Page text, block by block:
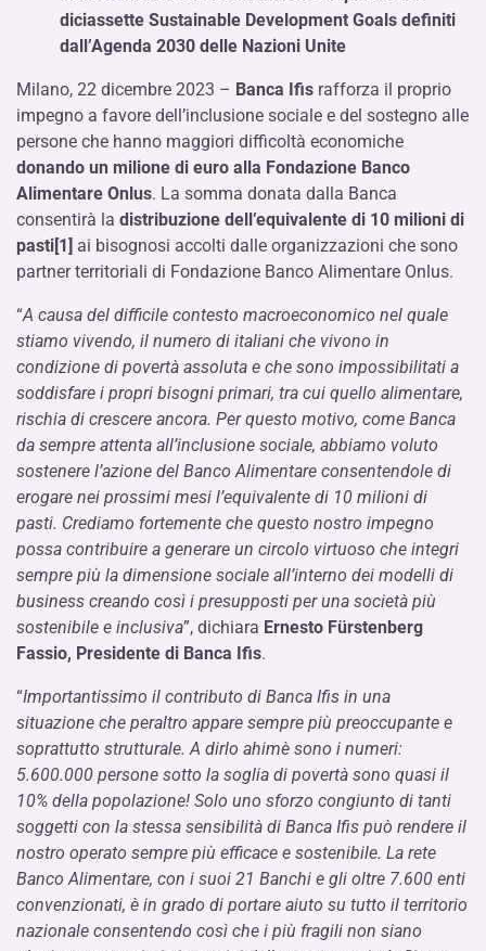
diciassette Sustainable Development Goals definiti
dall’Agenda 2030 delle Nazioni Unite
Milano, 22 dicembre 2023 – Banca Ifis rafforza il proprio
impegno a favore dell’inclusione sociale e del sostegno alle
persone che hanno maggiori difficoltà economiche
donando un milione di euro alla Fondazione Banco
Alimentare Onlus. La somma donata dalla Banca
consentirà la distribuzione dell’equivalente di 10 milioni di
pasti[1] ai bisognosi accolti dalle organizzazioni che sono
partner territoriali di Fondazione Banco Alimentare Onlus.
“A causa del difficile contesto macroeconomico nel quale
stiamo vivendo, il numero di italiani che vivono in
condizione di povertà assoluta e che sono impossibilitati a
soddisfare i propri bisogni primari, tra cui quello alimentare,
rischia di crescere ancora. Per questo motivo, come Banca
da sempre attenta all’inclusione sociale, abbiamo voluto
sostenere l’azione del Banco Alimentare consentendole di
erogare nei prossimi mesi l’equivalente di 10 milioni di
pasti. Crediamo fortemente che questo nostro impegno
possa contribuire a generare un circolo virtuoso che integri
sempre più la dimensione sociale all’interno dei modelli di
business creando così i presupposti per una società più
sostenibile e inclusiva”, dichiara Ernesto Fürstenberg
Fassio, Presidente di Banca Ifis.
“Importantissimo il contributo di Banca Ifis in una
situazione che peraltro appare sempre più preoccupante e
soprattutto strutturale. A dirlo ahimè sono i numeri:
5.600.000 persone sotto la soglia di povertà sono quasi il
10% della popolazione! Solo uno sforzo congiunto di tanti
soggetti con la stessa sensibilità di Banca Ifis può rendere il
nostro operato sempre più efficace e sostenibile. La rete
Banco Alimentare, con i suoi 21 Banchi e gli oltre 7.600 enti
convenzionati, è in grado di portare aiuto su tutto il territorio
nazionale consentendo così che i più fragili non siano